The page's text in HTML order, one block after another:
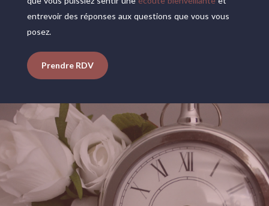
entrevoir des réponses aux questions que vous vous
posez.
Prendre RDV